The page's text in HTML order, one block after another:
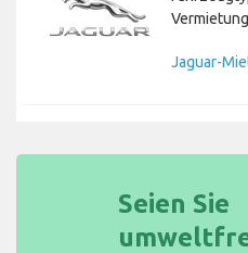
Jaguar-
Seien Sie